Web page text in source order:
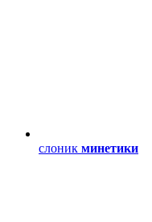
слоник минетики